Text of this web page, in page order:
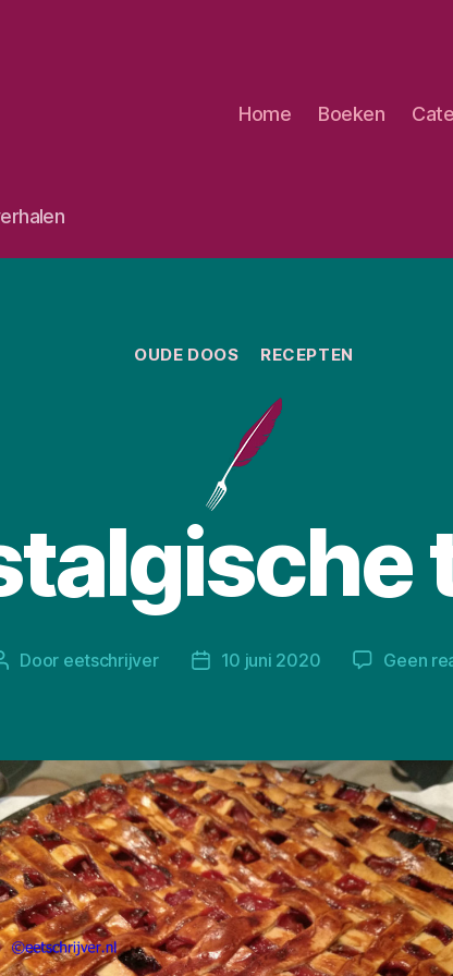
Home Boeken
Categorieën
OUDE DOOS RECEPTEN
Berichtauteur
Door eetschrijver Berichtdatum
10 juni 2020 Geen